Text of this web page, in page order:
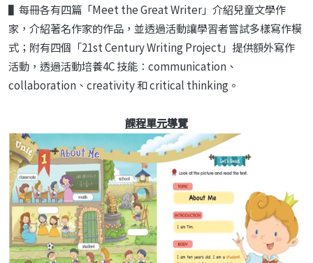
▌每冊各有四篇「Meet the Great Writer」介紹兒童文學作
家，介紹著名作家的作品，並透過活動讓學習者嘗試多樣寫作模
式；附有四個「21st Century Writing Project」提供額外寫作
活動，透過活動培養4C 技能：communication、
collaboration、creativity 和 critical thinking。
課程單元導覽